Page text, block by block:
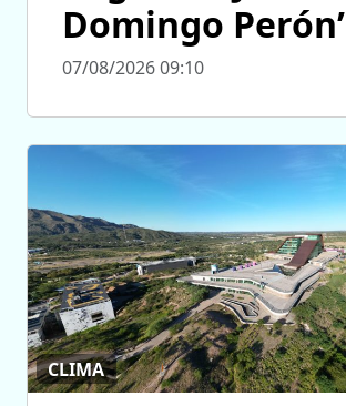
Domingo Perón’
07/08/2026 09:10
CLIMA